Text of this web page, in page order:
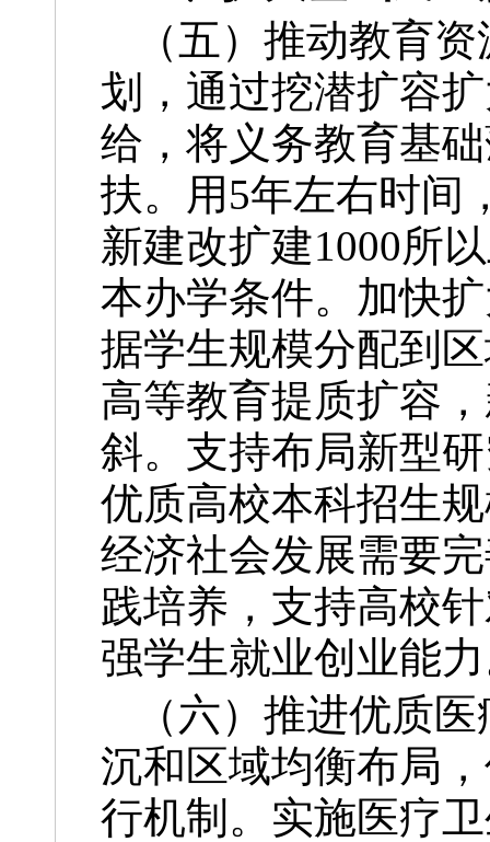
（五）推动教育
划，通过挖潜扩容
给，将义务教育基
扶。用5年左右时间
新建改扩建1000所
本办学条件。加快
据学生规模分配到
高等教育提质扩容
斜。支持布局新型
优质高校本科招生
经济社会发展需要
践培养，支持高校
强学生就业创业能
（六）推进优质
沉和区域均衡布局
行机制。实施医疗